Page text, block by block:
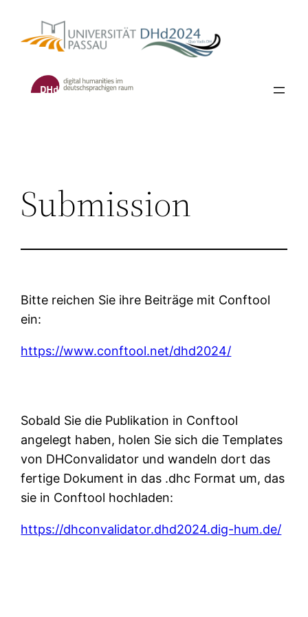
content
Submission
Bitte reichen Sie ihre Beiträge mit Conftool
ein:
https://www.conftool.net/dhd2024/
Sobald Sie die Publikation in Conftool
angelegt haben, holen Sie sich die Templates
von DHConvalidator und wandeln dort das
fertige Dokument in das .dhc Format um, das
sie in Conftool hochladen:
https://dhconvalidator.dhd2024.dig-hum.de/